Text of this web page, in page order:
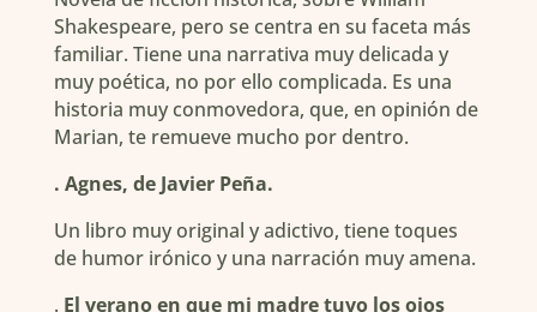
Shakespeare, pero se centra en su faceta más
familiar. Tiene una narrativa muy delicada y
muy poética, no por ello complicada. Es una
historia muy conmovedora, que, en opinión de
Marian, te remueve mucho por dentro.
. Agnes, de Javier Peña.
Un libro muy original y adictivo, tiene toques
de humor irónico y una narración muy amena.
. El verano en que mi madre tuvo los ojos